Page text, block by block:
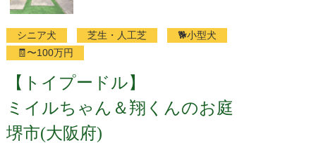
シニア犬 芝生・人工芝
🐕小型犬
🧾〜100万円
【トイプードル】
ミイルちゃん＆翔くんのお庭
堺市(大阪府)